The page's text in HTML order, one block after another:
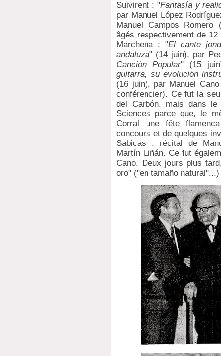
Suivirent : "Fantasía y
par Manuel López
Manuel Campos Romero
âgés respectivement de
Marchena ; "El cante
andaluza" (14 juin), par
Canción Popular" (15
guitarra, su evolución
(16 juin), par Manuel
conférencier). Ce fut la
del Carbón, mais dans le
Sciences parce que, le
Corral une fête
concours et de quelques
Sabicas : récital de
Martín Liñán. Ce fut
Cano. Deux jours plus
oro" ("en tamaño